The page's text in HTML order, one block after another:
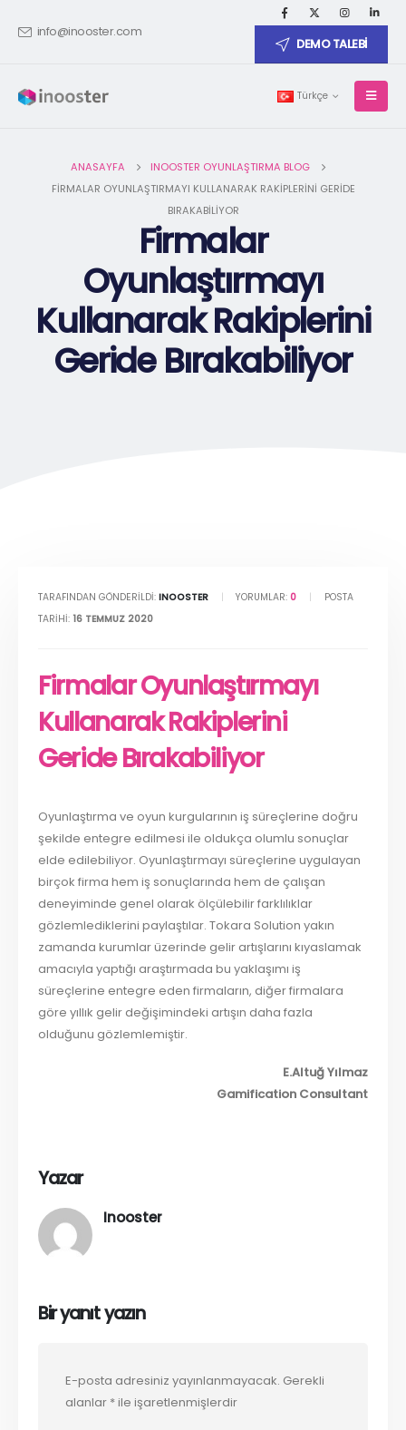
info@inooster.com
DEMO TALEBİ
Türkçe
ANASAYFA
INOOSTER OYUNLAŞTIRMA BLOG
FIRMALAR OYUNLAŞTIRMAYI KULLANARAK RAKIPLERINI GERIDE
BIRAKABILIYOR
Firmalar
Oyunlaştırmayı
Kullanarak Rakiplerini
Geride Bırakabiliyor
TARAFINDAN GÖNDERILDI:INOOSTER YORUMLAR: 0
POSTA
TARIHI: 16 TEMMUZ 2020
Firmalar Oyunlaştırmayı
Kullanarak Rakiplerini
Geride Bırakabiliyor
Oyunlaştırma ve oyun kurgularının iş süreçlerine doğru
şekilde entegre edilmesi ile oldukça olumlu sonuçlar
elde edilebiliyor. Oyunlaştırmayı süreçlerine uygulayan
birçok firma hem iş sonuçlarında hem de çalışan
deneyiminde genel olarak ölçülebilir farklılıklar
gözlemlediklerini paylaştılar. Tokara Solution yakın
zamanda kurumlar üzerinde gelir artışlarını kıyaslamak
amacıyla yaptığı araştırmada bu yaklaşımı iş
süreçlerine entegre eden firmaların, diğer firmalara
göre yıllık gelir değişimindeki artışın daha fazla
olduğunu gözlemlemiştir.
E.Altuğ Yılmaz
Gamification Consultant
Yazar
Inooster
Bir yanıt yazın
E-posta adresiniz yayınlanmayacak. Gerekli
alanlar *ile işaretlenmişlerdir